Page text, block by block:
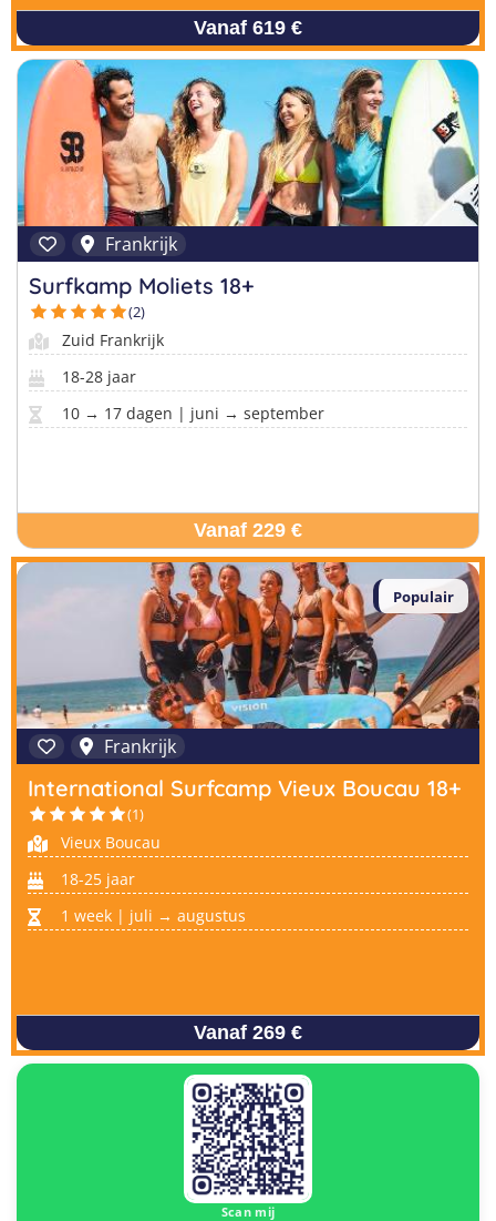
Vanaf 619 €
Frankrijk
Surfkamp Moliets 18+
(2)
Zuid Frankrijk
18-28 jaar
10 → 17 dagen | juni → september
Vanaf 229 €
Populair
Frankrijk
International Surfcamp Vieux Boucau 18+
(1)
Vieux Boucau
18-25 jaar
1 week | juli → augustus
Vanaf 269 €
Scan mij